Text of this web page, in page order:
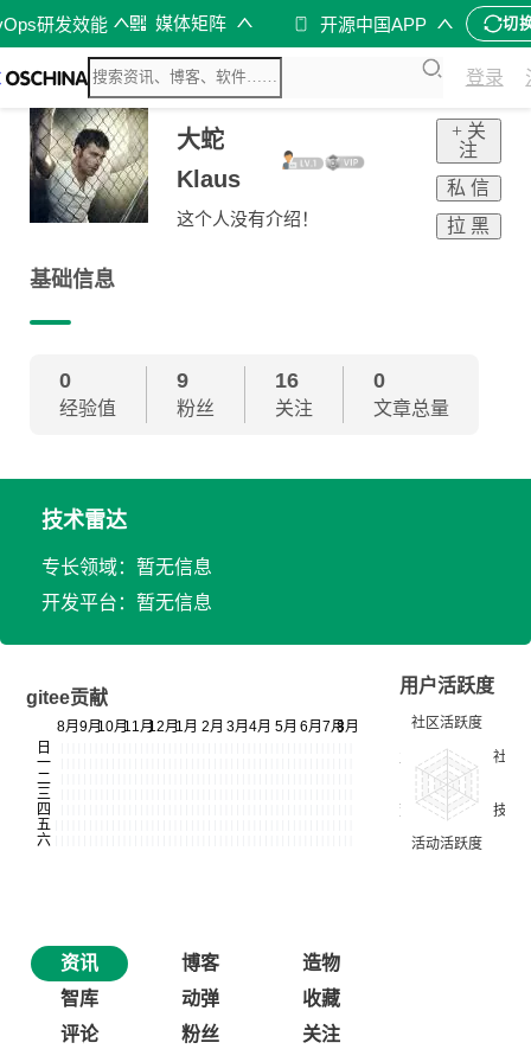
研发效能 媒体矩阵 开源中国APP 切
登录
大蛇
Klaus
这个人没有介绍！
+ 关
注
私 信
拉 黑
基础信息
0
经验值
9
粉丝
16
关注
0
文章总量
技术雷达
专长领域：暂无信息
开发平台：暂无信息
gitee贡献
用户活跃度
资讯 博客
造物
智库
动弹
收藏
评论
粉丝 关注